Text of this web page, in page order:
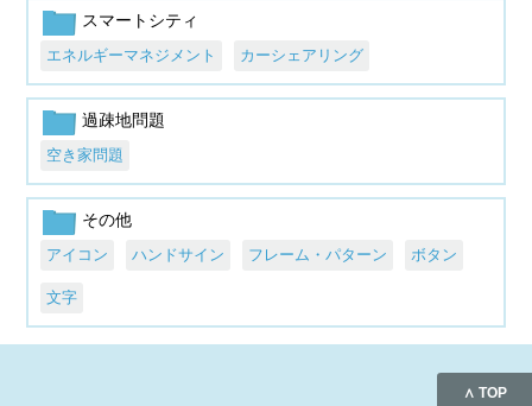
スマートシティ
エネルギーマネジメント カーシェアリング
過疎地問題
空き家問題
その他
アイコン ハンドサイン フレーム・パターン ボタン
文字
∧ TOP